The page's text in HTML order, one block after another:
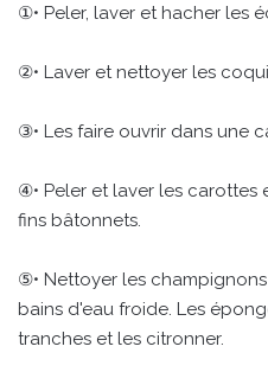
①• Peler, laver et hacher les
②• Laver et nettoyer les
③• Les faire ouvrir dans une
④• Peler et laver les carottes
fins bâtonnets.
⑤• Nettoyer les
bains d'eau froide. Les
tranches et les citronner.